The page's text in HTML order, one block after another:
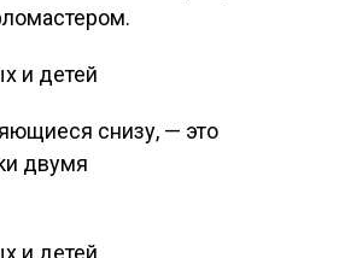
снизу, — это
двумя